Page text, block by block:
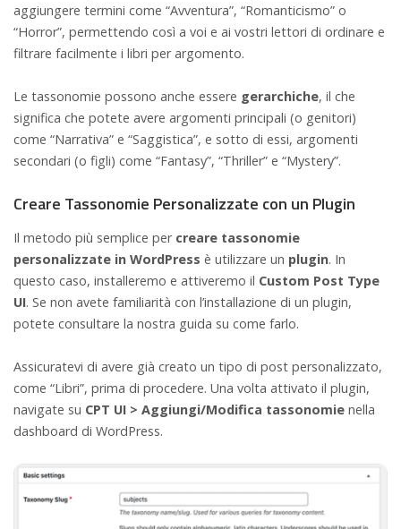
aggiungere termini come “Avventura”, “Romanticismo” o
“Horror”, permettendo così a voi e ai vostri lettori di ordinare e
filtrare facilmente i libri per argomento.
Le tassonomie possono anche essere gerarchiche, il che
significa che potete avere argomenti principali (o genitori)
come “Narrativa” e “Saggistica”, e sotto di essi, argomenti
secondari (o figli) come “Fantasy”, “Thriller” e “Mystery”.
Creare Tassonomie Personalizzate con un Plugin
Il metodo più semplice per creare tassonomie
personalizzate in WordPress è utilizzare un plugin. In
questo caso, installeremo e attiveremo il Custom Post Type
UI. Se non avete familiarità con l’installazione di un plugin,
potete consultare la nostra guida su come farlo.
Assicuratevi di avere già creato un tipo di post personalizzato,
come “Libri”, prima di procedere. Una volta attivato il plugin,
navigate su CPT UI > Aggiungi/Modifica tassonomie nella
dashboard di WordPress.